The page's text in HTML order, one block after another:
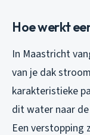
Hoe werkt
In Maastricht
van je dak
karakteristieke
dit water naar
Een